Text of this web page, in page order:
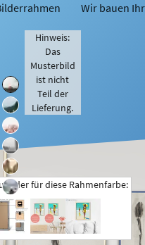
Wir bauen
+
Hinweis:
Das
Musterbild
ist nicht
Teil der
Lieferung.
für diese Rahmenfarbe: